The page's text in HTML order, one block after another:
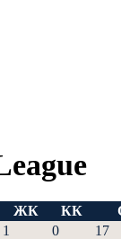
ЖК КК
1 0
17